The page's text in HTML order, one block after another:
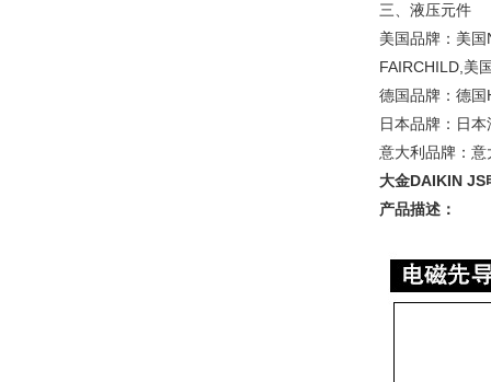
三、液压元件
美国品牌：美
FAIRCHILD,美
德国品牌：德
日本品牌：日
意大利品牌：
大金DAIKIN JS
产品描述：